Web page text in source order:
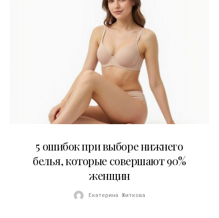
5 ошибок при выборе нижнего
белья, которые совершают 90%
женщин
Екатерина Житкова